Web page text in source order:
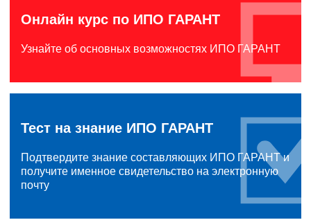
Онлайн курс по ИПО ГАРАНТ
Узнайте об основных возможностях ИПО ГАРАНТ
Тест на знание ИПО ГАРАНТ
Подтвердите знание составляющих ИПО ГАРАНТ и
получите именное свидетельство на электронную
почту